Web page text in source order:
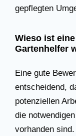
gepflegten
Wieso ist
Gartenhelfer
Eine gute
entscheidend,
potenziellen
die
vorhanden